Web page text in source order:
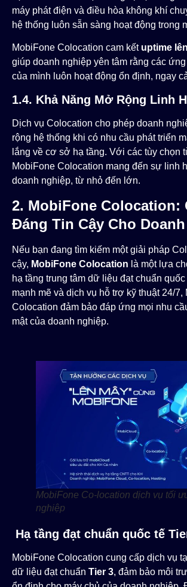
máy phát điện và điều hòa không khí
hệ thống luôn sẵn sàng hoạt động trong
MobiFone Colocation cam kết uptime
giúp doanh nghiệp yên tâm rằng các
của mình luôn hoạt động ổn định, ngay
1.4. Khả Năng Mở Rộng Linh
Dịch vụ Colocation cho phép doanh
rộng hệ thống khi có nhu cầu phát triển
lắng về cơ sở hạ tầng. Với các tùy chọn
MobiFone Colocation mang đến sự linh
doanh nghiệp, từ nhỏ đến lớn​.
2. MobiFone Colocation:
Đáng Tin Cậy Cho
Nếu bạn đang tìm kiếm một giải pháp
cậy, MobiFone Colocation là một lựa
hạ tầng trung tâm dữ liệu đạt chuẩn
mạnh mẽ và dịch vụ hỗ trợ kỹ thuật 24/7,
Colocation đảm bảo đáp ứng mọi nhu
mật của doanh nghiệp.
MobiFone Co-location dịch vụ tối
nghiệp
Hạ tầng đạt chuẩn quốc tế
MobiFone Colocation cung cấp dịch vụ
dữ liệu đạt chuẩn Tier 3, đảm bảo môi